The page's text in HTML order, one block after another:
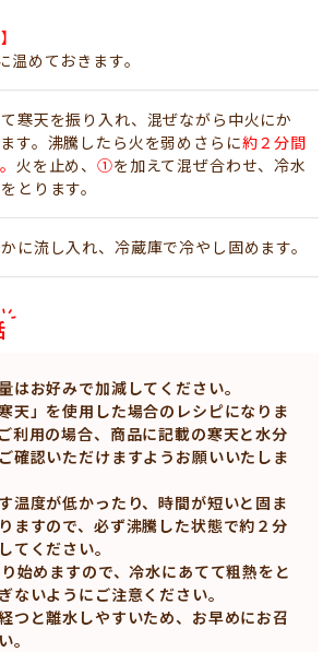
温めておきます。
寒天を振り入れ、混ぜながら中火にか
す。沸騰したら火を弱めさらに約２分間
火を止め、①を加えて混ぜ合わせ、冷水
とります。
に流し入れ、冷蔵庫で冷やし固めます。
お好みで加減してください。
天」を使用した場合のレシピになりま
利用の場合、商品に記載の寒天と水分
確認いただけますようお願いいたしま
温度が低かったり、時間が短いと固ま
ますので、必ず沸騰した状態で約２分
てください。
めますので、冷水にあてて粗熱をと
ないようにご注意ください。
つと離水しやすいため、お早めにお召
。